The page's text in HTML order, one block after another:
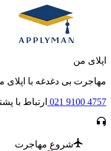
اپلای من
مهاجرت بی دغدغه با اپلای
021 9100 4757 ارتباط با
شروع مهاجرت